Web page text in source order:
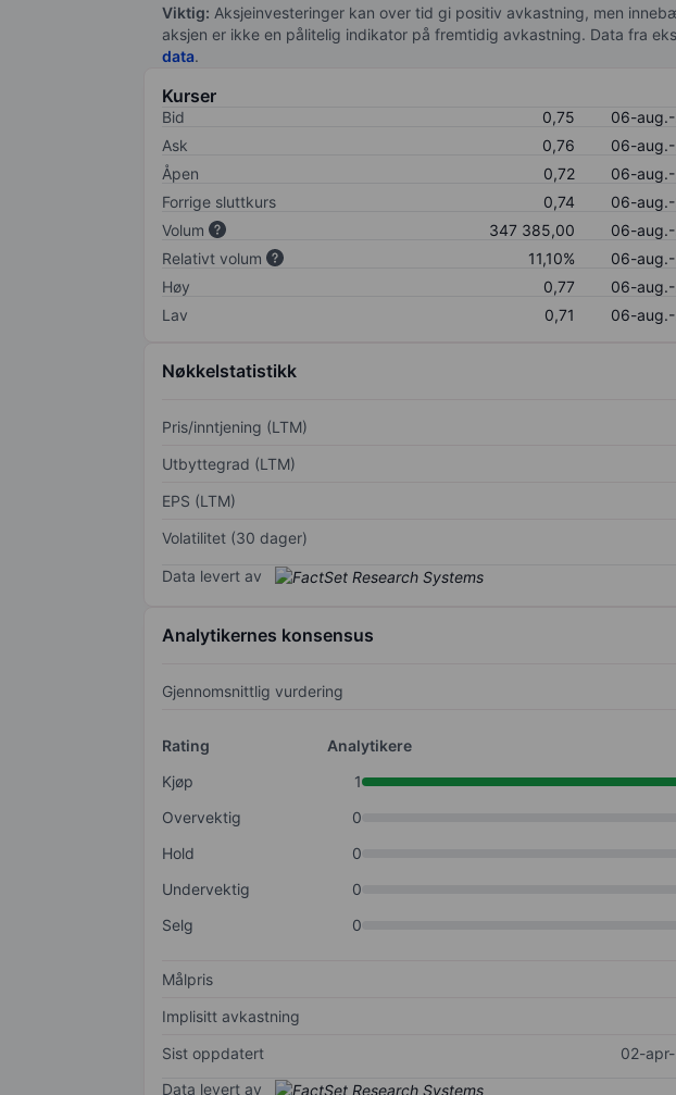
Viktig: Aksjeinvesteringer kan over tid gi positiv avkastning, men
aksjen er ikke en pålitelig indikator på fremtidig avkastning. Data fra
data.
Kurser
Bid 0,75
06-
Ask
0,76
06-
Åpen
0,72
06-
Forrige sluttkurs
0,74
06-
Volum
347 385,00
06-
Relativt volum
11,10%
06-
Høy
0,77
06-
Lav
0,71 06-
Nøkkelstatistikk
Pris/inntjening (LTM)
Utbyttegrad (LTM)
EPS (LTM)
Volatilitet (30 dager)
Data levert av
Analytikernes konsensus
Gjennomsnittlig vurdering
Rating
Analytikere
Kjøp
1
Overvektig
0
Hold
0
Undervektig
0
Selg
0
Målpris
Implisitt avkastning
Sist oppdatert
02-
Data levert av